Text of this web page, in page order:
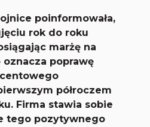
poinformowała,
rok do roku
marżę na
oznacza poprawę
półroczem
Firma stawia sobie
tego pozytywnego